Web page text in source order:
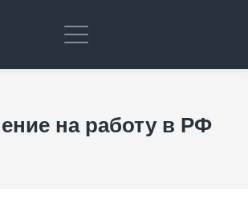
на работу в РФ